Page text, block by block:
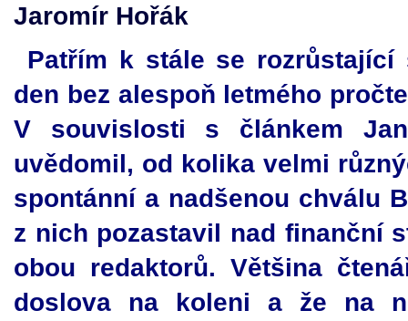
Jaromír Hořák
Patřím k stále se rozrůstající
den bez alespoň letmého
V souvislosti s článkem
uvědomil, od kolika velmi
spontánní a nadšenou chválu
z nich pozastavil nad finanční
obou redaktorů. Většina
doslova na koleni a že na